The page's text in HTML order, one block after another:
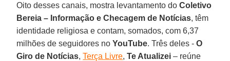
Oito desses canais, mostra levantamento doColetivo
Bereia – Informação e Checagem de Notícias, têm
identidade religiosa e contam, somados, com 6,37
milhões de seguidores noYouTube. Três deles -O
Giro de Notícias, Terça Livre,Te Atualizei – reúne